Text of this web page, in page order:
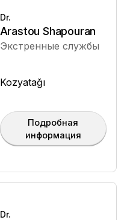
Dr.
Arastou Shapouran
Экстренные службы
Kozyatağı
Подробная
информация
Dr.